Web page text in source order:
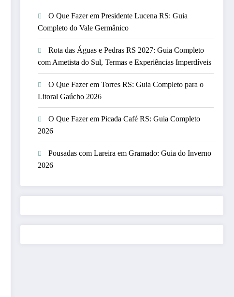
O Que Fazer em Presidente Lucena RS: Guia
Completo do Vale Germânico
Rota das Águas e Pedras RS 2027: Guia Completo
com Ametista do Sul, Termas e Experiências Imperdíveis
O Que Fazer em Torres RS: Guia Completo para o
Litoral Gaúcho 2026
O Que Fazer em Picada Café RS: Guia Completo
2026
Pousadas com Lareira em Gramado: Guia do Inverno
2026